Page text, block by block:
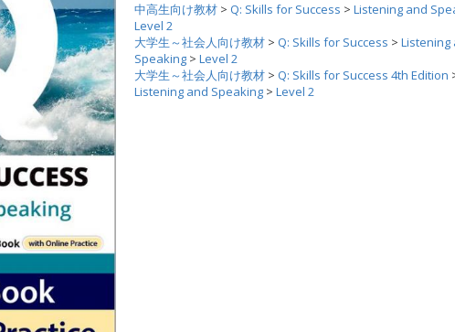
中高生向け教材 > Q: Skills for Success > Listening and
Level 2
大学生～社会人向け教材 > Q: Skills for Success > Listening
Speaking > Level 2
大学生～社会人向け教材 > Q: Skills for Success 4th Edition
Listening and Speaking > Level 2